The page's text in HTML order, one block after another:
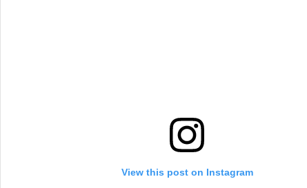
View this post on Instagram